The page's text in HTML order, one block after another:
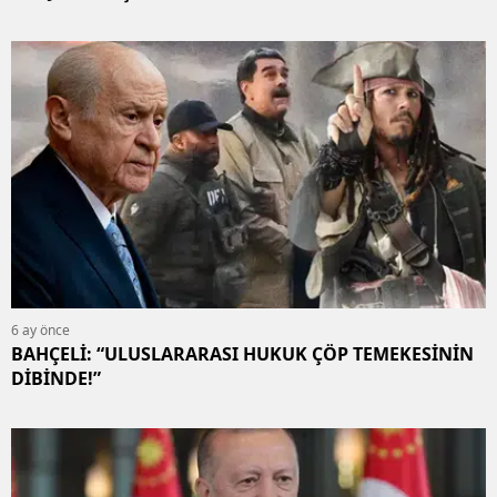
6 ay önce
BAHÇELİ: “ULUSLARARASI HUKUK ÇÖP TEMEKESİNİN
DİBİNDE!”